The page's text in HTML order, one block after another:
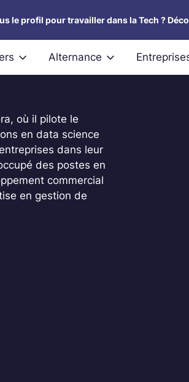
le profil pour travailler dans la Tech ?
Alternance
où il pilote le
en data science
dans leur
des postes en
commercial
en gestion de